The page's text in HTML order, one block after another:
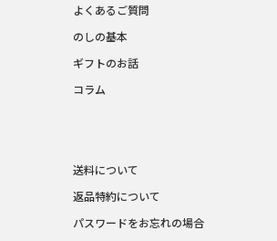
よくあるご質問
のしの基本
ギフトのお話
コラム
送料について
返品特約について
パスワードをお忘れの場合